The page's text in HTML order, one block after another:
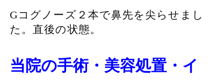
Gコグノーズ２本で鼻先を尖らせまし
た。直後の状態。
当院の手術・美容処置・イ